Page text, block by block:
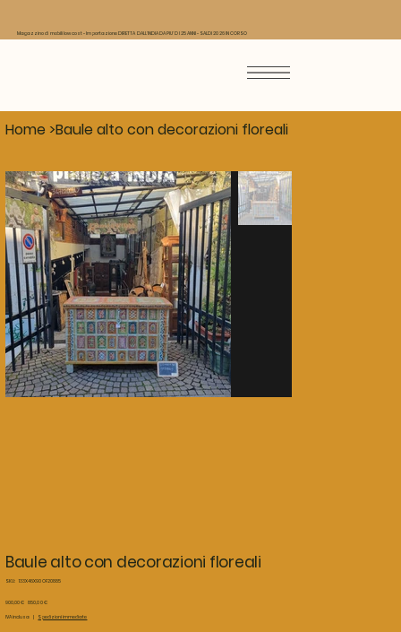
Home >Baule alto con decorazioni floreali
Baule alto con decorazioni floreali
SKU: SKU
OF20885
133X46X90 OF20885
Prezzo
originale
900,00 € Prezzo
scontato
850,00 €
IVA inclusa Spedizioni immediate
Magazzino di mobili low cost - Importazione DIRETTA DALL'INDIA DA PIU' DI 25 ANNI - SALDI 2026 IN CORSO